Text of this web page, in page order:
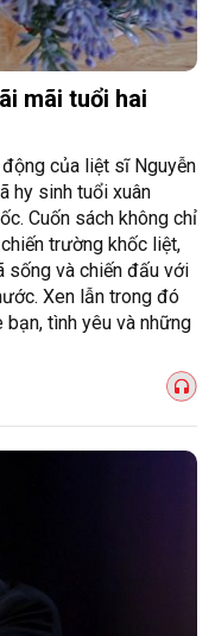
mãi tuổi hai
của liệt sĩ Nguyễn
hy sinh tuổi xuân
Cuốn sách không chỉ
trường khốc liệt,
sống và chiến đấu với
Xen lẫn trong đó
tình yêu và những